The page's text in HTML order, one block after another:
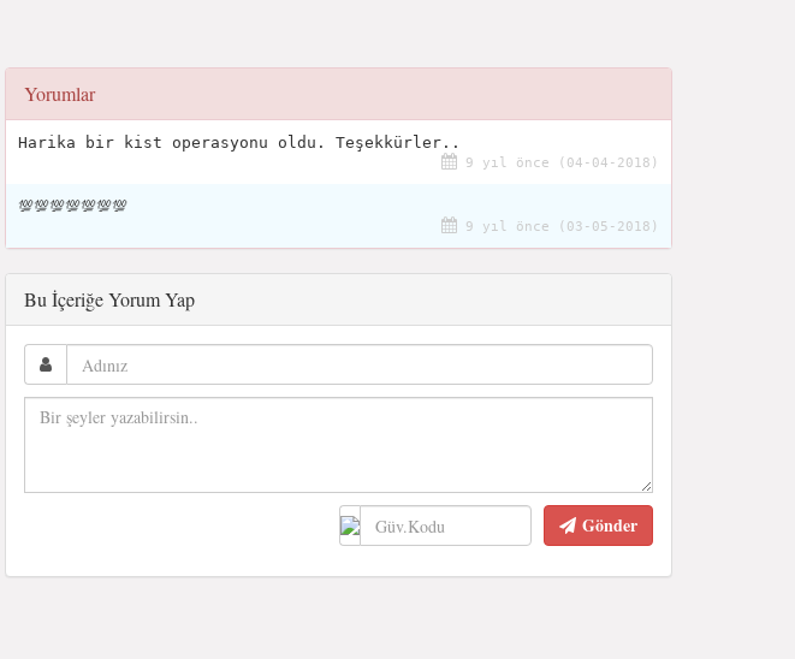
Yorumlar
Harika bir kist operasyonu oldu. Teşekkürler..
9 yıl önce (04-04-2018)
💯💯💯💯💯💯💯
9 yıl önce (03-05-2018)
Bu İçeriğe Yorum Yap
Gönder